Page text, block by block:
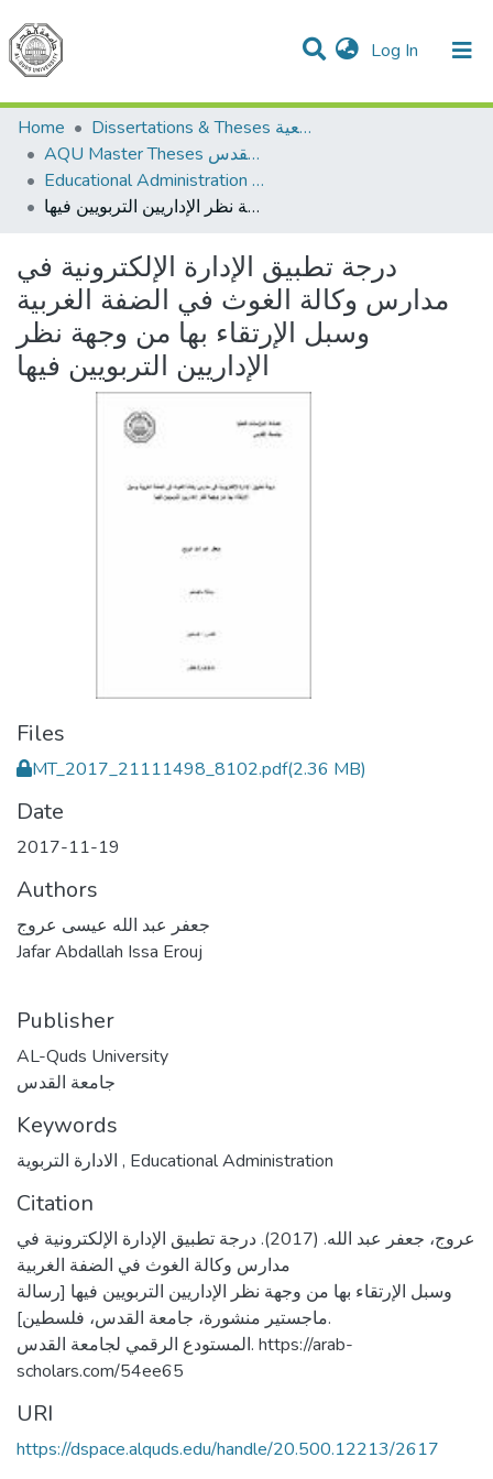
Log In (current)
Communities & Collections
All of DSpace
Home
Dissertations & Theses الرسائل الجامعية
AQU Master Theses الرسائل الجامعية الخاصة بجامعة القدس
Educational Administration الادارة التربوية
درجة تطبيق الإدارة الإلكترونية في مدارس وكالة الغوث في الضفة الغربية وسبل الإرتقاء بها من وجهة نظر الإداريين التربويين فيها
درجة تطبيق الإدارة الإلكترونية في
مدارس وكالة الغوث في الضفة الغربية
وسبل الإرتقاء بها من وجهة نظر
الإداريين التربويين فيها
Files
MT_2017_21111498_8102.pdf(2.36 MB)
Date
2017-11-19
Authors
جعفر عبد الله عيسى عروج
Jafar Abdallah Issa Erouj
Publisher
AL-Quds University
جامعة القدس
Keywords
, Educational Administration
Citation
عروج، جعفر عبد الله. (2017). درجة تطبيق الإدارة الإلكترونية في
مدارس وكالة الغوث في الضفة الغربية
وسبل الإرتقاء بها من وجهة نظر الإداريين التربويين فيها [رسالة
ماجستير منشورة، جامعة القدس، فلسطين].
المستودع الرقمي لجامعة القدس. https://arab-
scholars.com/54ee65
URI
https://dspace.alquds.edu/handle/20.500.12213/2617